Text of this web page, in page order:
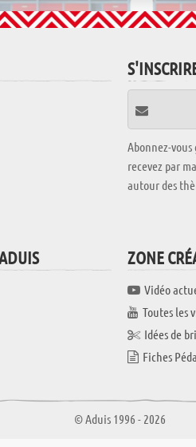
Abonnez-
recevez par
autour des
ZONE
Vidéo
Toutes les
Idées de
Fiches
© Aduis 1996 - 2026